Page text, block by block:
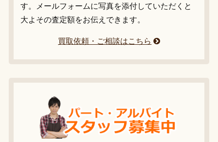
す。メールフォームに写真を添付していただくと
大よその査定額をお伝えできます。
買取依頼・ご相談はこちら